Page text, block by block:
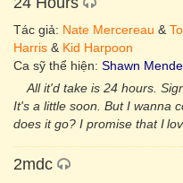
Tác giả: Nate Mercereau &
Harris & Kid Harpoon
Ca sỹ thể hiện: Shawn
All it'd take is 24 hours.
It's a little soon. But I wanna
does it go? I promise that I
2mdc